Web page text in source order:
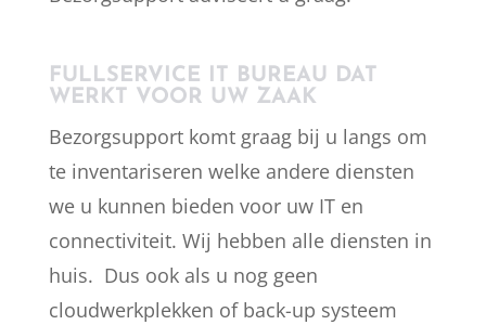
FULLSERVICE IT BUREAU DAT
WERKT VOOR UW ZAAK
Bezorgsupport komt graag bij u langs om
te inventariseren welke andere diensten
we u kunnen bieden voor uw IT en
connectiviteit. Wij hebben alle diensten in
huis. Dus ook als u nog geen
cloudwerkplekken of back-up systeem